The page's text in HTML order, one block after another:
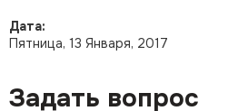
Дата:
Пятница, 13 Января, 2017
Задать вопрос